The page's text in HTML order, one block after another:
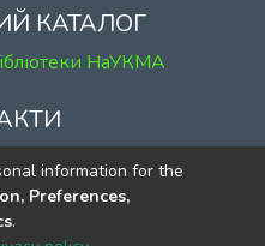
КАТАЛОГ
НаУКМА
Сковороди, 2
120
69-31
information for the
Preferences,
.